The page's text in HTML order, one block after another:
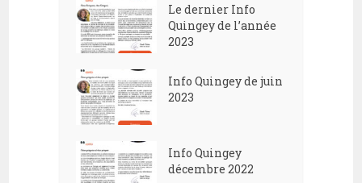
Le dernier Info
Quingey de l’année
2023
Info Quingey de juin
2023
Info Quingey
décembre 2022